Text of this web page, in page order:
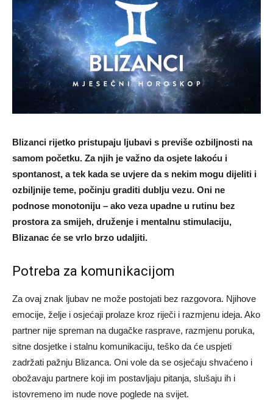
Blizanci rijetko pristupaju ljubavi s previše ozbiljnosti na
samom početku. Za njih je važno da osjete lakoću i
spontanost, a tek kada se uvjere da s nekim mogu dijeliti i
ozbiljnije teme, počinju graditi dublju vezu. Oni ne
podnose monotoniju – ako veza upadne u rutinu bez
prostora za smijeh, druženje i mentalnu stimulaciju,
Blizanac će se vrlo brzo udaljiti.
Potreba za komunikacijom
Za ovaj znak ljubav ne može postojati bez razgovora. Njihove
emocije, želje i osjećaji prolaze kroz riječi i razmjenu ideja. Ako
partner nije spreman na dugačke rasprave, razmjenu poruka,
sitne dosjetke i stalnu komunikaciju, teško da će uspjeti
zadržati pažnju Blizanca. Oni vole da se osjećaju shvaćeno i
obožavaju partnere koji im postavljaju pitanja, slušaju ih i
istovremeno im nude nove poglede na svijet.